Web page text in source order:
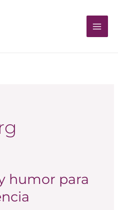
humor para